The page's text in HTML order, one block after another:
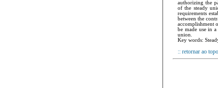
authorizing the
of the steady
requirements
between the
accomplishment
be made use in
union.
Key words:
:: retornar ao topo